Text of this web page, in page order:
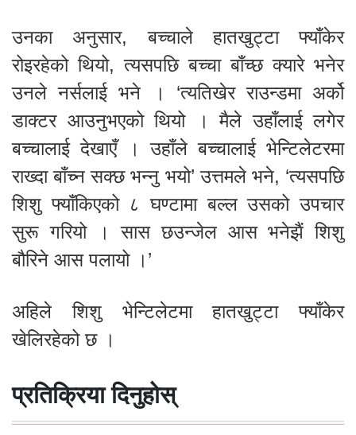
उनका अनुसार, बच्चाले हातखुट्टा फ्याँकेर
रोइरहेको थियो, त्यसपछि बच्चा बाँच्छ क्यारे भनेर
उनले नर्सलाई भने । ‘त्यतिखेर राउन्डमा अर्को
डाक्टर आउनुभएको थियो । मैले उहाँलाई लगेर
बच्चालाई देखाएँ । उहाँले बच्चालाई भेन्टिलेटरमा
राख्दा बाँच्न सक्छ भन्नु भयो’ उत्तमले भने, ‘त्यसपछि
शिशु फ्याँकिएको ८ घण्टामा बल्ल उसको उपचार
सुरू गरियो । सास छउन्जेल आस भनेझैं शिशु
बौरिने आस पलायो ।’
अहिले शिशु भेन्टिलेटमा हातखुट्टा फ्याँकेर
खेलिरहेको छ ।
प्रतिक्रिया दिनुहोस्